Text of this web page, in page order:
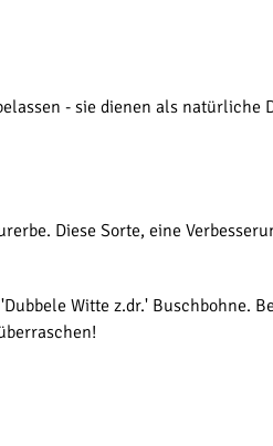
- sie dienen als natürliche
Diese Sorte, eine
Witte z.dr.' Buschbohne.